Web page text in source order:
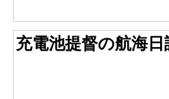
充電池提督の航海日